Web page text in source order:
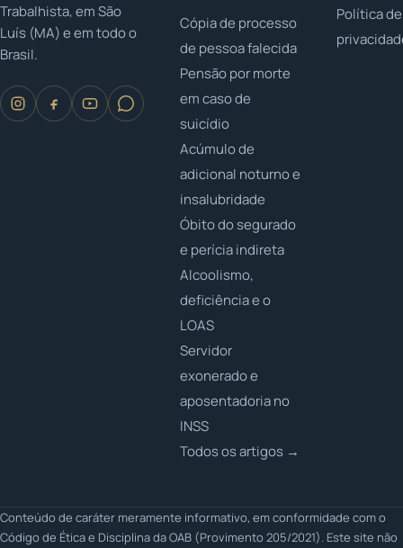
Trabalhista, em São
Luís (MA) e em todo o
Brasil.
Cópia de processo
de pessoa falecida
Pensão por morte
em caso de
suicídio
Acúmulo de
adicional noturno e
insalubridade
Óbito do segurado
e perícia indireta
Alcoolismo,
deficiência e o
LOAS
Servidor
exonerado e
aposentadoria no
INSS
Todos os artigos →
Política de
Conteúdo de caráter meramente informativo, em conformidade com o
Código de Ética e Disciplina da OAB (Provimento 205/2021). Este site não